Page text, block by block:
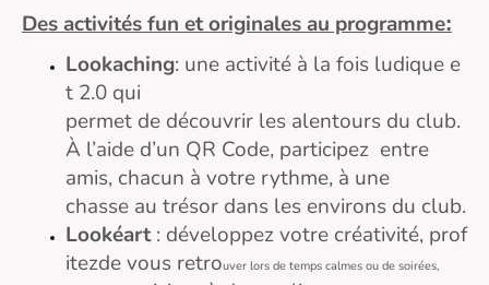
Des activités fun et originales au programme:
Lookaching: une activité à la fois ludique e
t 2.0 qui
permet de découvrir les alentours du club.
À l’aide d’un QR Code, participez entre
amis, chacun à votre rythme, à une
chasse au trésor dans les environs du club.
Lookéart: développez votre créativité, prof
itezde vous retrouver lors de temps calmes ou de soirées,